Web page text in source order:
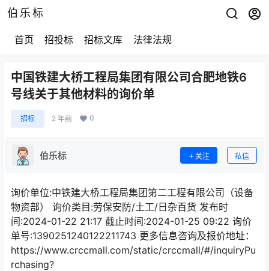
伯乐标
首页 招投标 招标文库 法律法规
中国铁建大桥工程局集团有限公司合肥地铁6
号线关于其他材料的询价单
招标 2 年前 0
伯乐标 关注 私信
询价单位:中铁建大桥工程局集团第二工程有限公司（设备
物资部） 询价类目:劳保安防/土工/日杂百货 发布时
间:2024-01-22 21:17 截止时间:2024-01-25 09:22 询价
单号:1390251240122211743 更多信息咨询及报价地址：
https://www.crccmall.com/static/crccmall/#/inquiryPu
rchasing?